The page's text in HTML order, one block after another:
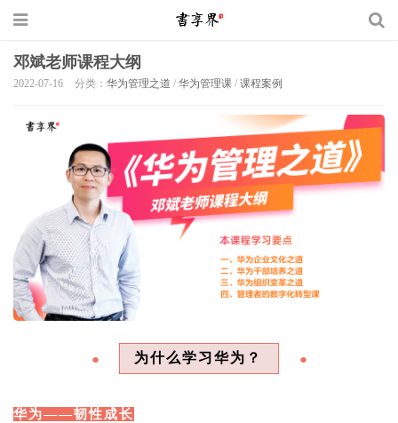
邓斌老师课程大纲
2022-07-16 分类： 华为管理之道 / 华为管理课 / 课程案例
● 为什么学习华为？ ●
华为——韧性成长